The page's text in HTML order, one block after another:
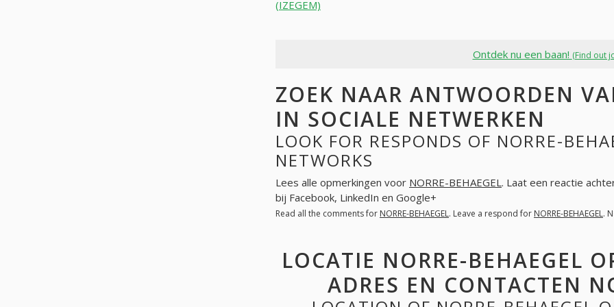
(IZEGEM)
Ontdek nu een baan! (Find out
ZOEK NAAR ANTWOORDEN
IN SOCIALE NETWERKEN
LOOK FOR RESPONDS OF NORRE-
NETWORKS
Lees alle opmerkingen voor NORRE-BEHAEGEL. Laat een reactie
bij Facebook, LinkedIn en Google+
Read all the comments for NORRE-BEHAEGEL. Leave a respond for NORRE-BEHAEGEL.
LOCATIE NORRE-BEHAEGEL
ADRES EN CONTACTEN